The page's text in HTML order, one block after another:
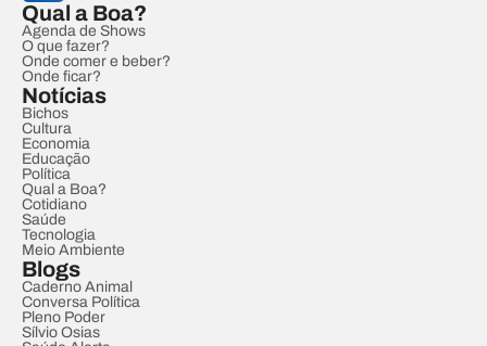
Qual a Boa?
Agenda de Shows
O que fazer?
Onde comer e beber?
Onde ficar?
Notícias
Bichos
Cultura
Economia
Educação
Política
Qual a Boa?
Cotidiano
Saúde
Tecnologia
Meio Ambiente
Blogs
Caderno Animal
Conversa Política
Pleno Poder
Sílvio Osias